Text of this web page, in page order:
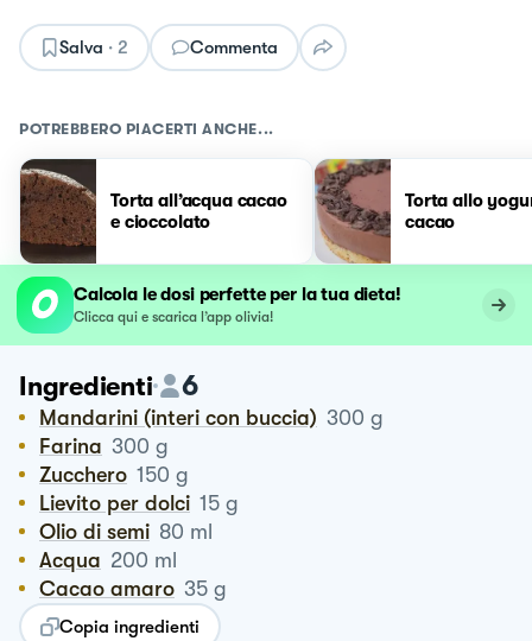
Salva · 2 Commenta
POTREBBERO PIACERTI ANCHE...
Torta all’acqua cacao
e cioccolato
Torta allo
cacao
Calcola le dosi perfette per la tua dieta!
Clicca qui e scarica l’app olivia!
Ingredienti 6
Mandarini (interi con buccia) 300 g
Farina 300 g
Zucchero 150 g
Lievito per dolci 15 g
Olio di semi 80 ml
Acqua 200 ml
Cacao amaro 35 g
Copia ingredienti